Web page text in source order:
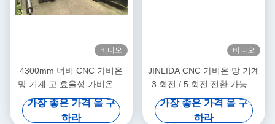
비디오
4300mm 너비 CNC 가비온
망 기계 고 효율성 가비온 망
생산
가장 좋은 가격 을 구
하라
비디오
JINLIDA CNC 가비온 망 기계
3 회전 / 5 회전 전환 가능한
조정 가능한 회전 길이가 가능
한 고속 멀티 스펙 생산
가장 좋은 가격 을 구
하라